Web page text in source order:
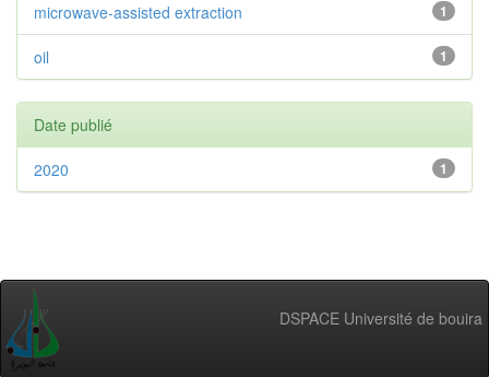
1
microwave-assisted extraction
1
oil
Date publié
1
2020
DSPACE Université de bouira